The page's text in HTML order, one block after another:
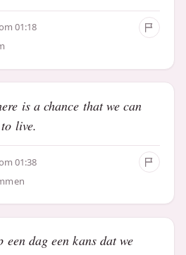
01:18
is a chance that we can
live.
01:38
dag een kans dat we